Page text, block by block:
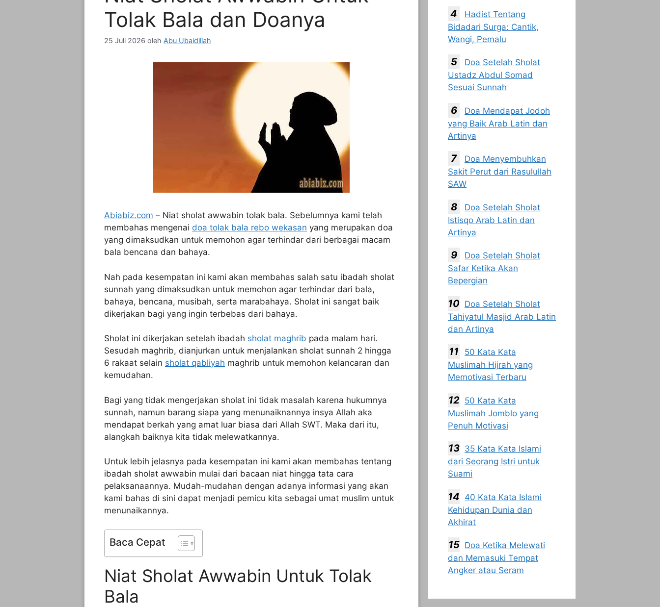
Tolak Bala dan Doanya
25 Juli 2026 oleh Abu Ubaidillah
Abiabiz.com – Niat sholat awwabin tolak bala. Sebelumnya kami telah
membahas mengenai doa tolak bala rebo wekasan yang merupakan doa
yang dimaksudkan untuk memohon agar terhindar dari berbagai macam
bala bencana dan bahaya.
Nah pada kesempatan ini kami akan membahas salah satu ibadah sholat
sunnah yang dimaksudkan untuk memohon agar terhindar dari bala,
bahaya, bencana, musibah, serta marabahaya. Sholat ini sangat baik
dikerjakan bagi yang ingin terbebas dari bahaya.
Sholat ini dikerjakan setelah ibadah sholat maghrib pada malam hari.
Sesudah maghrib, dianjurkan untuk menjalankan sholat sunnah 2 hingga
6 rakaat selain sholat qabliyah maghrib untuk memohon kelancaran dan
kemudahan.
Bagi yang tidak mengerjakan sholat ini tidak masalah karena hukumnya
sunnah, namun barang siapa yang menunaiknannya insya Allah aka
mendapat berkah yang amat luar biasa dari Allah SWT. Maka dari itu,
alangkah baiknya kita tidak melewatkannya.
Untuk lebih jelasnya pada kesempatan ini kami akan membahas tentang
ibadah sholat awwabin mulai dari bacaan niat hingga tata cara
pelaksanaannya. Mudah-mudahan dengan adanya informasi yang akan
kami bahas di sini dapat menjadi pemicu kita sebagai umat muslim untuk
menunaikannya.
Baca Cepat
Niat Sholat Awwabin Untuk Tolak
Bala
Hadist Tentang
Bidadari Surga: Cantik,
Wangi, Pemalu
Doa Setelah Sholat
Ustadz Abdul Somad
Sesuai Sunnah
Doa Mendapat Jodoh
yang Baik Arab Latin dan
Artinya
Doa Menyembuhkan
Sakit Perut dari Rasulullah
SAW
Doa Setelah Sholat
Istisqo Arab Latin dan
Artinya
Doa Setelah Sholat
Safar Ketika Akan
Bepergian
Doa Setelah Sholat
Tahiyatul Masjid Arab Latin
dan Artinya
50 Kata Kata
Muslimah Hijrah yang
Memotivasi Terbaru
50 Kata Kata
Muslimah Jomblo yang
Penuh Motivasi
35 Kata Kata Islami
dari Seorang Istri untuk
Suami
40 Kata Kata Islami
Kehidupan Dunia dan
Akhirat
Doa Ketika Melewati
dan Memasuki Tempat
Angker atau Seram